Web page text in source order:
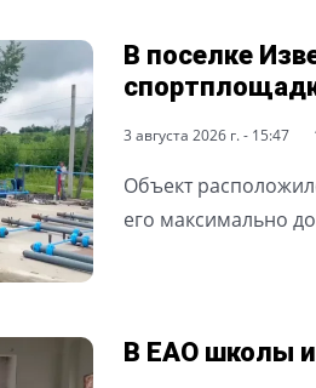
В поселке
3 августа 2026 г. - 15:47
Объект
его максимально
В ЕАО школы и